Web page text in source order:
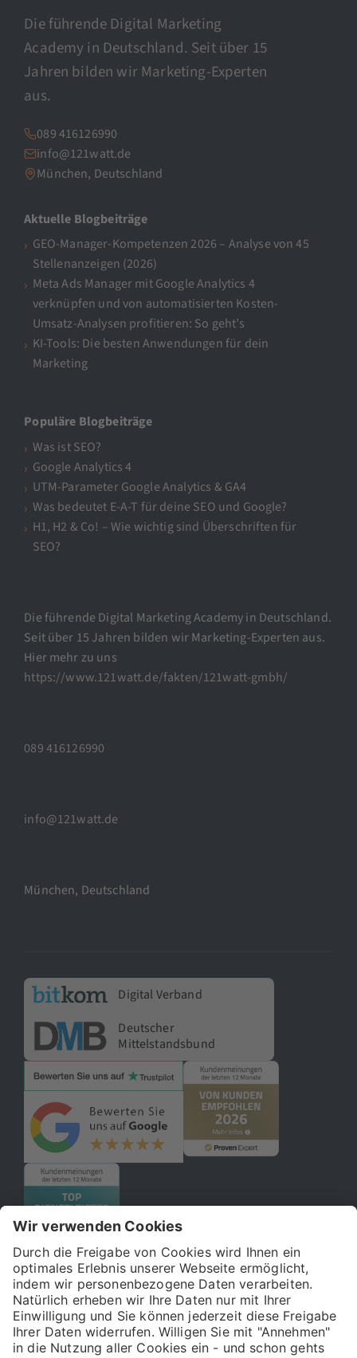
Die führende Digital Marketing
Academy in Deutschland. Seit über 15
Jahren bilden wir Marketing-Experten
aus.
089 416126990
info@121watt.de
München, Deutschland
Aktuelle Blogbeiträge
GEO-Manager-Kompetenzen 2026 – Analyse von 45
Stellenanzeigen (2026)
Meta Ads Manager mit Google Analytics 4
verknüpfen und von automatisierten Kosten-
Umsatz-Analysen profitieren: So geht’s
KI-Tools: Die besten Anwendungen für dein
Marketing
Populäre Blogbeiträge
Was ist SEO?
Google Analytics 4
UTM-Parameter Google Analytics & GA4
Was bedeutet E-A-T für deine SEO und Google?
H1, H2 & Co! – Wie wichtig sind Überschriften für
SEO?
Die führende Digital Marketing Academy in Deutschland.
Seit über 15 Jahren bilden wir Marketing-Experten aus.
Hier mehr zu uns
https://www.121watt.de/fakten/121watt-gmbh/
089 416126990
info@121watt.de
München, Deutschland
Digital Verband
Deutscher
Mittelstandsbund
© 2026 121WATT GmbH